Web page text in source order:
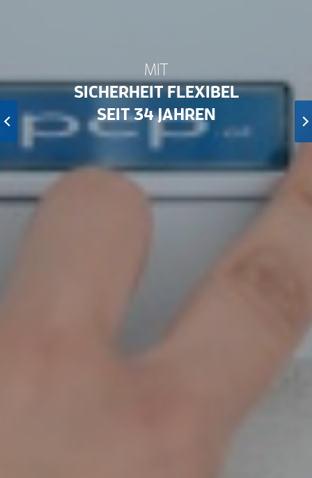
MIT
SICHERHEIT
SEIT 34 JAHREN